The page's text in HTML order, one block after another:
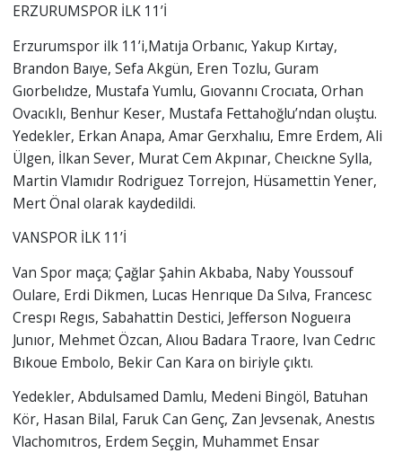
ERZURUMSPOR İLK 11’İ
Erzurumspor ilk 11’i,Matıja Orbanıc, Yakup Kırtay,
Brandon Baıye, Sefa Akgün, Eren Tozlu, Guram
Gıorbelıdze, Mustafa Yumlu, Gıovannı Crocıata, Orhan
Ovacıklı, Benhur Keser, Mustafa Fettahoğlu’ndan oluştu.
Yedekler, Erkan Anapa, Amar Gerxhalıu, Emre Erdem, Ali
Ülgen, İlkan Sever, Murat Cem Akpınar, Cheıckne Sylla,
Martin Vlamıdır Rodriguez Torrejon, Hüsamettin Yener,
Mert Önal olarak kaydedildi.
VANSPOR İLK 11’İ
Van Spor maça; Çağlar Şahin Akbaba, Naby Youssouf
Oulare, Erdi Dikmen, Lucas Henrıque Da Sılva, Francesc
Crespı Regıs, Sabahattin Destici, Jefferson Nogueıra
Junıor, Mehmet Özcan, Alıou Badara Traore, Ivan Cedrıc
Bıkoue Embolo, Bekir Can Kara on biriyle çıktı.
Yedekler, Abdulsamed Damlu, Medeni Bingöl, Batuhan
Kör, Hasan Bilal, Faruk Can Genç, Zan Jevsenak, Anestıs
Vlachomıtros, Erdem Seçgin, Muhammet Ensar